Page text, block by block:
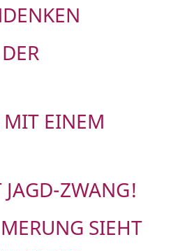
EINEM
ZWANG!
SIEHT